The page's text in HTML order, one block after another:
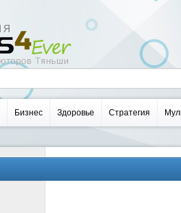
Бизнес Здоровье Стратегия